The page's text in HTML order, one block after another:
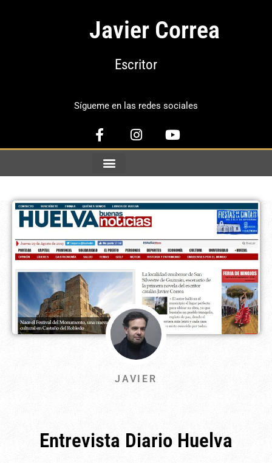
Javier Correa
Escritor
Sígueme en las redes sociales
JAVIER
Entrevista Diario Huelva